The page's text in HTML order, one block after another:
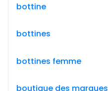
bottine
bottines
bottines femme
boutique des marques